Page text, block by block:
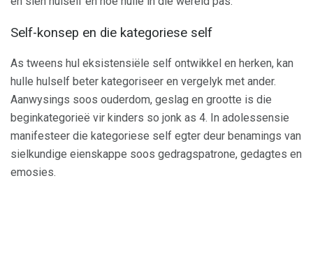
Self-konsep en die kategoriese self
As tweens hul eksistensiële self ontwikkel en herken, kan
hulle hulself beter kategoriseer en vergelyk met ander.
Aanwysings soos ouderdom, geslag en grootte is die
beginkategorieë vir kinders so jonk as 4. In adolessensie
manifesteer die kategoriese self egter deur benamings van
sielkundige eienskappe soos gedragspatrone, gedagtes en
emosies.